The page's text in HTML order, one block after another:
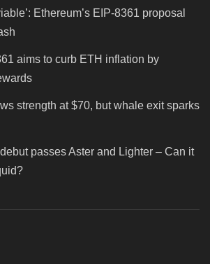
Ethereum’s EIP-8361 proposal
aims to curb ETH inflation by
strength at $70, but whale exit sparks
passes Aster and Lighter – Can it